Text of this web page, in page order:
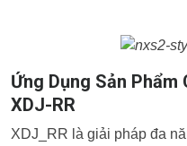
Ứng Dụng Sản Phẩm
XDJ-RR
XDJ_RR là giải pháp đa